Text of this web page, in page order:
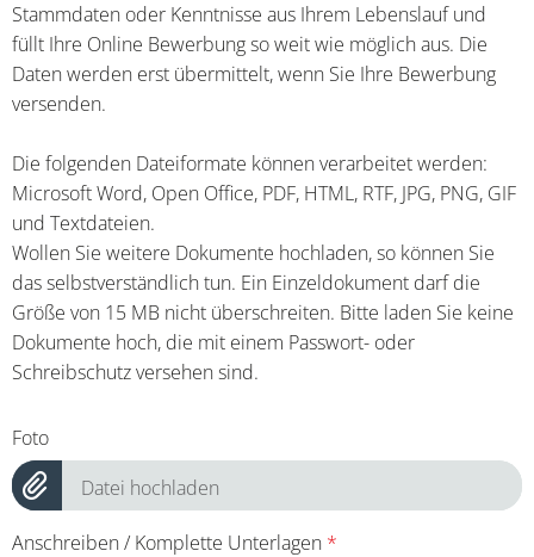
Stammdaten oder Kenntnisse aus Ihrem Lebenslauf und
füllt Ihre Online Bewerbung so weit wie möglich aus. Die
Daten werden erst übermittelt, wenn Sie Ihre Bewerbung
versenden.
Die folgenden Dateiformate können verarbeitet werden:
Microsoft Word, Open Office, PDF, HTML, RTF, JPG, PNG, GIF
und Textdateien.
Wollen Sie weitere Dokumente hochladen, so können Sie
das selbstverständlich tun. Ein Einzeldokument darf die
Größe von 15 MB nicht überschreiten. Bitte laden Sie keine
Dokumente hoch, die mit einem Passwort- oder
Schreibschutz versehen sind.
Foto
Datei hochladen
Anschreiben / Komplette Unterlagen *